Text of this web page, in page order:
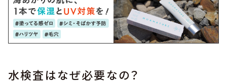
水検査はなぜ必要なの？